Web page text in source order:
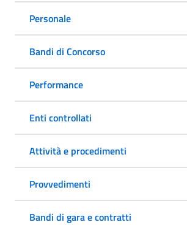
Personale
Bandi di Concorso
Performance
Enti controllati
Attività e procedimenti
Provvedimenti
Bandi di gara e contratti